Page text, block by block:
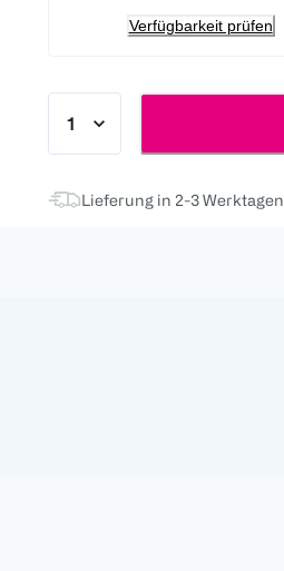
Verfügbarkeit prüfen
Lieferung in 2-3 Werktagen